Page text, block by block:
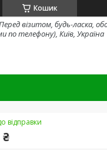
Кошик
візитом, будь-ласка,
по телефону), Київ, Україна
відправки
₴